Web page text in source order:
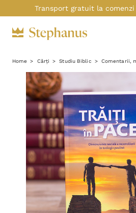
Transport gratuit la comenzi
Home Cărți Studiu Biblic Comentarii,